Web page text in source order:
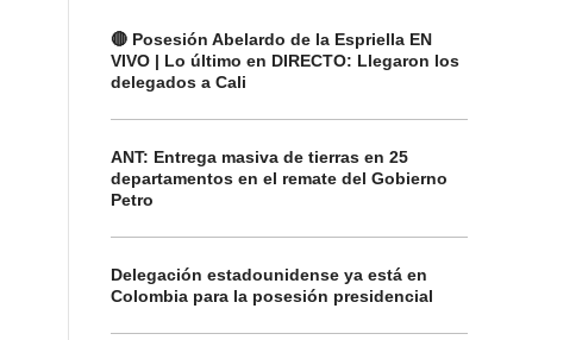
🔴 Posesión Abelardo de la Espriella EN
VIVO | Lo último en DIRECTO: Llegaron los
delegados a Cali
ANT: Entrega masiva de tierras en 25
departamentos en el remate del Gobierno
Petro
Delegación estadounidense ya está en
Colombia para la posesión presidencial